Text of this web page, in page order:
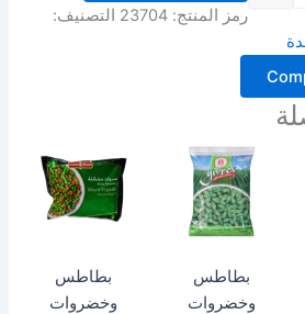
رمز المنتج:23704
التصنيف:
بطاطس
وخضروات
بطاطس
وخضروات